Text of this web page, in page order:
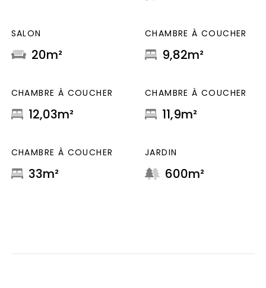
SALON
20m²
CHAMBRE À COUCHER
9,82m²
CHAMBRE À COUCHER
12,03m²
CHAMBRE À COUCHER
11,9m²
CHAMBRE À COUCHER
33m²
JARDIN
600m²